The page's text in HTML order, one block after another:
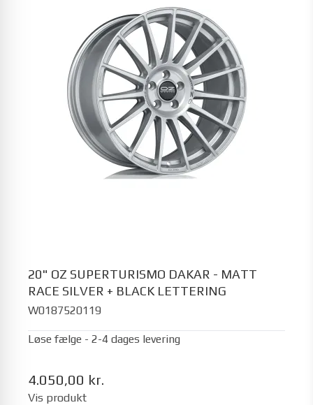
20" OZ SUPERTURISMO DAKAR - MATT
RACE SILVER + BLACK LETTERING
W0187520119
Løse fælge - 2-4 dages levering
4.050,00 kr.
Vis produkt